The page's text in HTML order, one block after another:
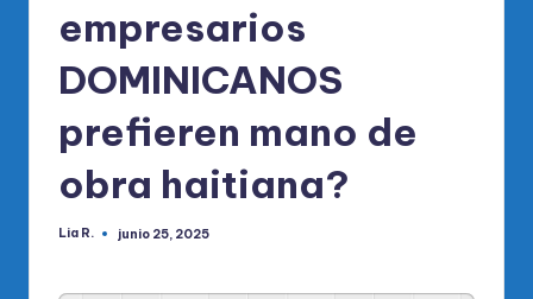
empresarios
DOMINICANOS
prefieren mano de
obra haitiana?
Publicado
Lia R. junio 25, 2025